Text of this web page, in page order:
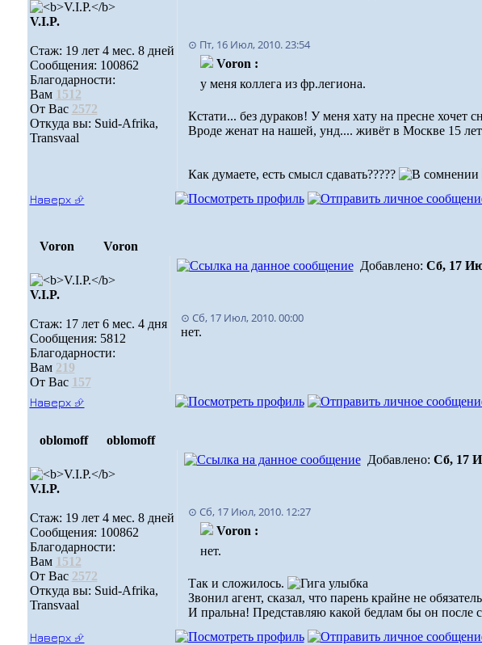
V.I.P.
Стаж: 19 лет 4 мес. 8 дней
Сообщения: 100862
Благодарности:
Вам 1512
От Вас 2572
Откуда вы: Suid-Afrika,
Transvaal
⊙ Пт, 16 Июл, 2010. 23:54
Voron :
у меня коллега из фр.легиона.
Кстати... без дураков! У меня хату на пресне хочет
Вроде женат на нашей, унд.... живёт в Москве 15
Как думаете, есть смысл сдавать?????
Наверх ⮵
Voron Voron
V.I.P.
Стаж: 17 лет 6 мес. 4 дня
Сообщения: 5812
Благодарности:
Вам 219
От Вас 157
Добавлено: Сб, 17
⊙ Сб, 17 Июл, 2010. 00:00
нет.
Наверх ⮵
oblomoff oblomoff
V.I.P.
Стаж: 19 лет 4 мес. 8 дней
Сообщения: 100862
Благодарности:
Вам 1512
От Вас 2572
Откуда вы: Suid-Afrika,
Transvaal
Добавлено: Сб, 17
⊙ Сб, 17 Июл, 2010. 12:27
Voron :
нет.
Так и сложилось.
Звонил агент, сказал, что парень крайне не
И пральна! Представляю какой бедлам бы он после
Наверх ⮵